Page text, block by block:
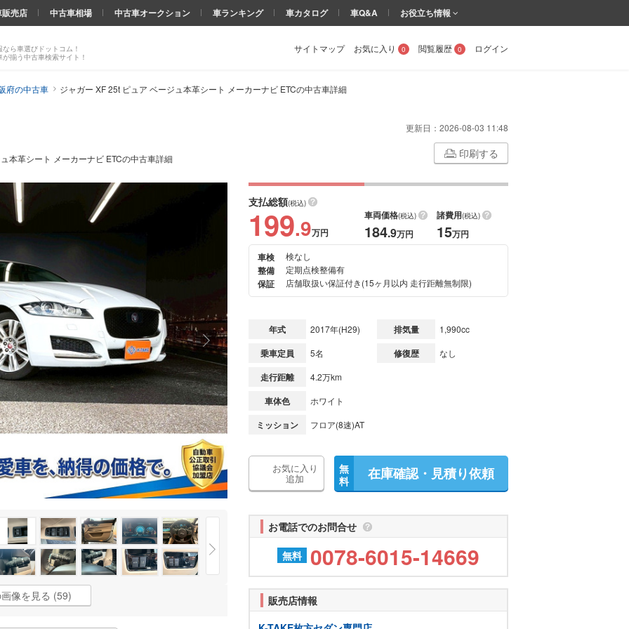
ら車選びドットコム！
揃う中古車検索サイト！
サイトマップ お気に入り 0 閲覧履歴 0 ログイン
売店 中古車相場 中古車オークション 車ランキング 車カタログ 車Q&A お役立ち情報
府の中古車 ジャガー XF 25t ピュア ベージュ本革シート メーカーナビ ETCの中古車詳細
更新日： 2026-08-03 11:48
本革シート メーカーナビ ETCの中古車詳細 印刷する
像を見る (59)
支払総額(税込)
199.9万円
車両価格(税込)
184.9万円
諸費用(税込)
15万円
車検
検なし
整備 定期点検整備有
保証 店舗取扱い保証付き(15ヶ月以内 走行距離無制限)
年式 2017年(H29) 排気量 1,990cc
乗車定員 5名 修復歴 なし
走行距離 4.2万km
車体色 ホワイト
ミッション フロア(8速)AT
お気に入り
追加
無
料
在庫確認・見積り依頼
お電話でのお問合せ
無料 0078-6015-14669
販売店情報